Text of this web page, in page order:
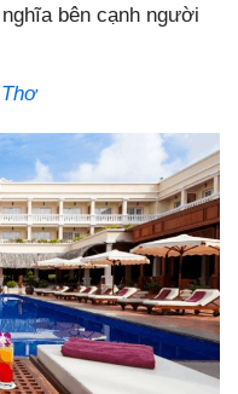
bên cạnh người